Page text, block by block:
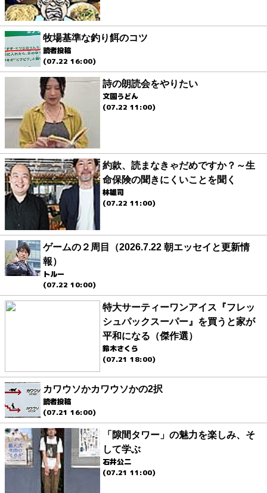
牧場基準な釣り餌のコツ
読者投稿
(07.22 16:00)
詩の朗読会をやりたい
文園うどん
(07.22 11:00)
約款、読まなきゃだめですか？～生
命保険の聞きにくいことを聞く
林雄司
(07.22 11:00)
ゲームの２周目（2026.7.22 朝エッセイと更新情
報）
トルー
(07.22 10:00)
特大サーティーワンアイス『フレッ
シュパックスーパー』を買うと家が
平和になる（傑作選）
鈴木さくら
(07.21 18:00)
カワウソかカワウソかの2択
読者投稿
(07.21 16:00)
「隙間タワー」の魅力を楽しみ、そ
して学ぶ
石井公二
(07.21 11:00)